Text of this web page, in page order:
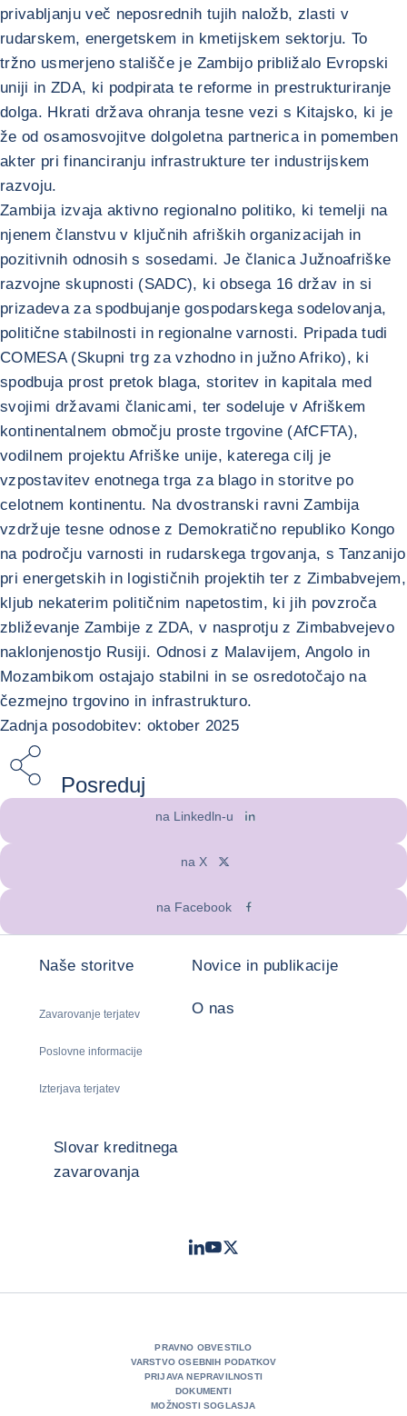
privabljanju več neposrednih tujih naložb, zlasti v
rudarskem, energetskem in kmetijskem sektorju. To
tržno usmerjeno stališče je Zambijo približalo Evropski
uniji in ZDA, ki podpirata te reforme in prestrukturiranje
dolga. Hkrati država ohranja tesne vezi s Kitajsko, ki je
že od osamosvojitve dolgoletna partnerica in pomemben
akter pri financiranju infrastrukture ter industrijskem
razvoju.
Zambija izvaja aktivno regionalno politiko, ki temelji na
njenem članstvu v ključnih afriških organizacijah in
pozitivnih odnosih s sosedami. Je članica Južnoafriške
razvojne skupnosti (SADC), ki obsega 16 držav in si
prizadeva za spodbujanje gospodarskega sodelovanja,
politične stabilnosti in regionalne varnosti. Pripada tudi
COMESA (Skupni trg za vzhodno in južno Afriko), ki
spodbuja prost pretok blaga, storitev in kapitala med
svojimi državami članicami, ter sodeluje v Afriškem
kontinentalnem območju proste trgovine (AfCFTA),
vodilnem projektu Afriške unije, katerega cilj je
vzpostavitev enotnega trga za blago in storitve po
celotnem kontinentu. Na dvostranski ravni Zambija
vzdržuje tesne odnose z Demokratično republiko Kongo
na področju varnosti in rudarskega trgovanja, s Tanzanijo
pri energetskih in logističnih projektih ter z Zimbabvejem,
kljub nekaterim političnim napetostim, ki jih povzroča
zbliževanje Zambije z ZDA, v nasprotju z Zimbabvejevo
naklonjenostjo Rusiji. Odnosi z Malavijem, Angolo in
Mozambikom ostajajo stabilni in se osredotočajo na
čezmejno trgovino in infrastrukturo.
Zadnja posodobitev: oktober 2025
Posreduj
na Linkedln-u
na X
na Facebook
Naše storitve
Zavarovanje terjatev
Poslovne informacije
Izterjava terjatev
Novice in publikacije
O nas
Slovar kreditnega
zavarovanja
LinkedIn
Youtube
Twitter
PRAVNO OBVESTILO
VARSTVO OSEBNIH PODATKOV
PRIJAVA NEPRAVILNOSTI
DOKUMENTI
MOŽNOSTI SOGLASJA